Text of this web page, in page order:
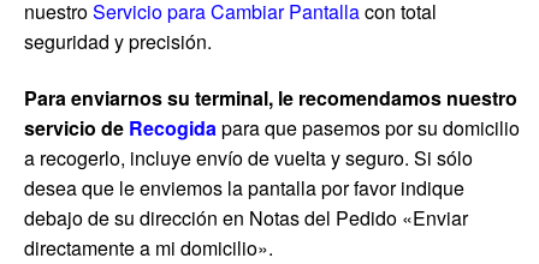
nuestroServicio para Cambiar Pantallacon total
seguridad y precisión.
Para enviarnos su terminal, le recomendamos nuestro
servicio de Recogidapara que pasemos por su domicilio
a recogerlo, incluye envío de vuelta y seguro. Si sólo
desea que le enviemos la pantalla por favor indique
debajo de su dirección en Notas del Pedido «Enviar
directamente a mi domicilio».